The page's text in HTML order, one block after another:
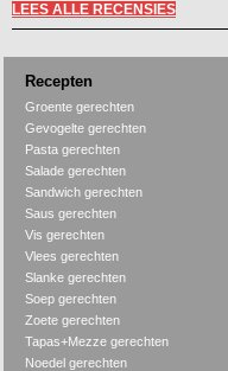
LEES ALLE RECENSIES
Recepten
Groente gerechten
Gevogelte gerechten
Pasta gerechten
Salade gerechten
Sandwich gerechten
Saus gerechten
Vis gerechten
Vlees gerechten
Slanke gerechten
Soep gerechten
Zoete gerechten
Tapas+Mezze gerechten
Noedel gerechten